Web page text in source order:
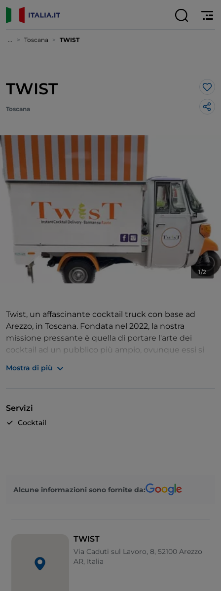
... Toscana TWIST
TWIST
Toscana
1/2
Twist, un affascinante cocktail truck con base ad
Arezzo, in Toscana. Fondata nel 2022, la nostra
missione pressante è quella di portare l'arte dei
cocktail ad un pubblico più ampio, ovunque essi si
Mostra di più
Servizi
Cocktail
Alcune informazioni sono fornite da:
TWIST
Via Caduti sul Lavoro, 8, 52100 Arezzo
AR, Italia